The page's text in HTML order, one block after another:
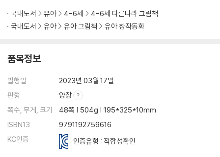
국내도서 유아 4-6세
4-6세 다른나라 그림책
국내도서
유아 유아 그림책 유아 창작동화
품목정보
발행일
2023년 03월 17일
판형
양장
쪽수, 무게, 크기
48쪽 | 504g | 195*325*10mm
ISBN13
9791192759616
KC인증
인증유형 : 적합성확인